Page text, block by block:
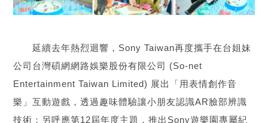
延續去年熱烈迴響，Sony Taiwan再度攜手在台姐妹
公司台灣碩網網路娛樂股份有限公司 (So-net
Entertainment Taiwan Limited) 展出「用表情創作音
樂」互動遊戲，透過趣味體驗讓小朋友認識AR臉部辨識
技術；另呼應第12屆年度主題，推出Sony遊樂園專屬紀